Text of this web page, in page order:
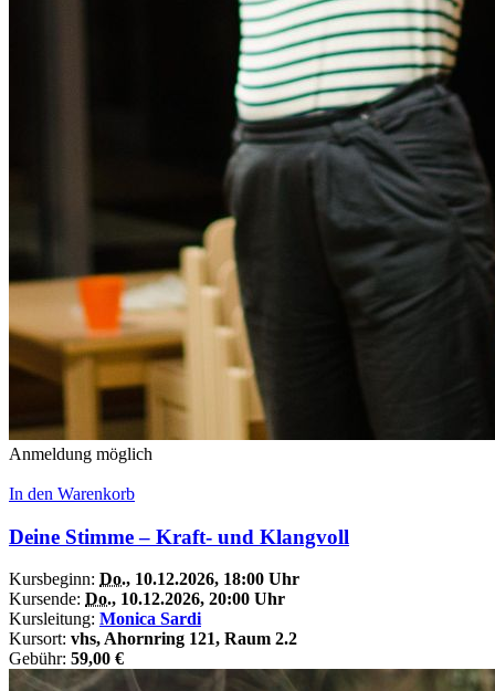
Anmeldung möglich
In den Warenkorb
Deine Stimme – Kraft- und Klangvoll
Kursbeginn: Do., 10.12.2026, 18:00 Uhr
Kursende: Do., 10.12.2026, 20:00 Uhr
Kursleitung: Monica Sardi
Kursort: vhs, Ahornring 121, Raum 2.2
Gebühr: 59,00 €